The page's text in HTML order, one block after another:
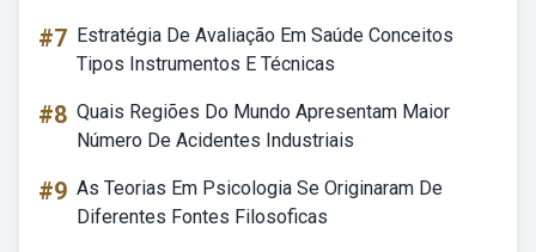
#7 Estratégia De Avaliação Em Saúde Conceitos
Tipos Instrumentos E Técnicas
#8 Quais Regiões Do Mundo Apresentam Maior
Número De Acidentes Industriais
#9 As Teorias Em Psicologia Se Originaram De
Diferentes Fontes Filosoficas